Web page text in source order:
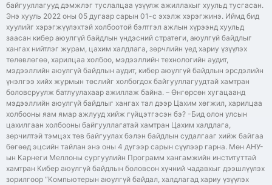
байгууллагууд дэмжлэг туслалцаа үзүүлж ажиллахыг хуульд тусгасан.
Энэ хууль 2022 оны 05 дугаар сарын 01-с эхэлж хэрэгжинэ. Иймд бид
хуулийг хэрэгжүүлэхтэй холбоотой бэлтгэл ажлын хүрээнд хуульд
заасан кибер аюулгүй байдлын үндэсний стратеги, аюулгүй байдлыг
хангах нийтлэг журам, цахим халдлага, зөрчлийн үед хариу үзүүлэх
төлөвлөгөө, харилцаа холбоо, мэдээллийн технологийн аудит,
мэдээллийн аюулгүй байдлын аудит, кибер аюулгүй байдлын эрсдэлийн
үнэлгээ хийх журмын төслийг холбогдох байгууллагуудтай хамтран
боловсруулж батлуулахаар ажиллаж байна. – Өнгөрсөн хугацаанд
мэдээллийн аюулгүй байдлыг хангах тал дээр Цахим хөгжил, харилцаа
холбооны яам ямар ажлууд хийж гүйцэтгэсэн бэ? -Бид олон улсын
цахилгаан холбооны байгууллагатай хамтран Цахим халдлага,
зөрчилтэй тэмцэх төв байгуулах бэлэн байдлын судалгааг хийж байгаа
бөгөөд эцсийн тайлан энэ оны 4 дүгээр сарын сүүлээр гарна. Мөн АНУ-
ын Карнеги Меллоны сургуулийн Программ хангамжийн институттай
хамтран Кибер аюулгүй байдлын боловсон хүчний чадавхыг дээшлүүлэх
зорилгоор “Компьютерын аюулгүй байдал, халдлагад хариу үзүүлэх